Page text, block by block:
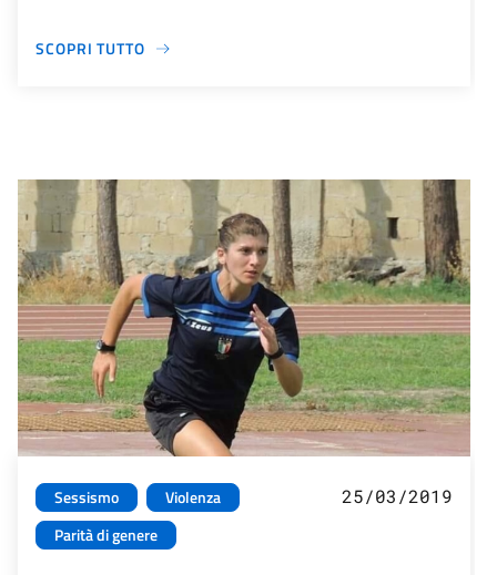
SCOPRI TUTTO
Sessismo
Violenza
Parità di genere
25/03/2019